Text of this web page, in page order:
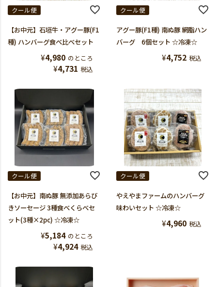
クール便
【お中元】石垣牛・アグー豚(F1
種) ハンバーグ食べ比べセット
¥4,980 のところ
¥4,731 税込
クール便
アグー豚(F1種) 南ぬ豚 網脂ハン
バーグ 6個セット ☆冷凍☆
¥4,752 税込
クール便
【お中元】南ぬ豚 無添加あらび
きソーセージ 3種食べくらべセ
ット(3種×2pc) ☆冷凍☆
¥5,184 のところ
¥4,924 税込
クール便
やえやまファームのハンバーグ
味わいセット ☆冷凍☆
¥4,960 税込